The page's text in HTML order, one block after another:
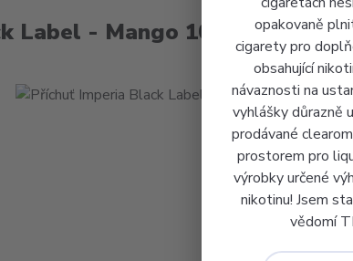
opakovaně
cigarety pro
obsahující
návaznosti na
vyhlášky důrazně
prodávané
prostorem pro
výrobky určené
nikotinu! Jsem
vědomí
Label - Mango 10ml